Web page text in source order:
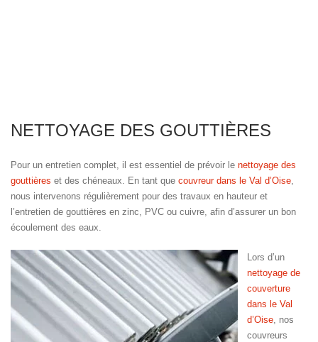
NETTOYAGE DES GOUTTIÈRES
Pour un entretien complet, il est essentiel de prévoir le nettoyage des
gouttières et des chéneaux. En tant que couvreur dans le Val d’Oise,
nous intervenons régulièrement pour des travaux en hauteur et
l’entretien de gouttières en zinc, PVC ou cuivre, afin d’assurer un bon
écoulement des eaux.
Lors d’un
nettoyage de
couverture
dans le Val
d’Oise , nos
couvreurs